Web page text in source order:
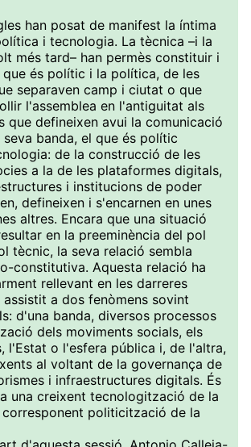
han posat de manifest la íntima
i tecnologia. La tècnica –i la
més tard– han permès constituir i
és polític i la política, de les
separaven camp i ciutat o que
l'assemblea en l'antiguitat als
que defineixen avui la comunicació
banda, el que és polític
de la construcció de les
a la de les plataformes digitals,
i institucions de poder
defineixen i s'encarnen en unes
altres. Encara que una situació
en la preeminència del pol
tècnic, la seva relació sembla
constitutiva. Aquesta relació ha
rellevant en les darreres
assistit a dos fenòmens sovint
d'una banda, diversos processos
dels moviments socials, els
l'Estat o l'esfera pública i, de l'altra,
al voltant de la governança de
i infraestructures digitals. És
una creixent tecnologització de la
politicització de la